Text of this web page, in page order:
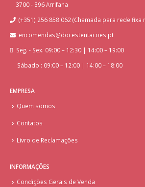
3700 - 396 Arrifana
(+351) 256 858 062 (Chamada para rede fixa
encomendas@docestentacoes.pt
Seg. - Sex. 09:00 – 12:30 | 14:00 – 19:00
Sábado : 09:00 – 12:00 | 14:00 – 18:00
EMPRESA
Quem somos
Contatos
Livro de Reclamações
INFORMAÇÕES
Condições Gerais de Venda